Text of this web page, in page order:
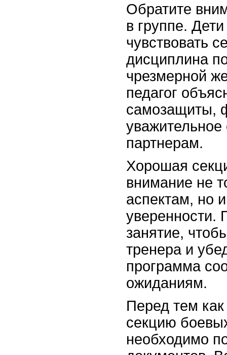
Обратите
в группе.
чувствовать
дисциплина
чрезмерной
педагог
самозащиты,
партнерам.
Хорошая
внимание не
аспектам, но
уверенности.
занятие,
тренера и
программа
ожиданиям.
Перед тем
секцию
необходимо